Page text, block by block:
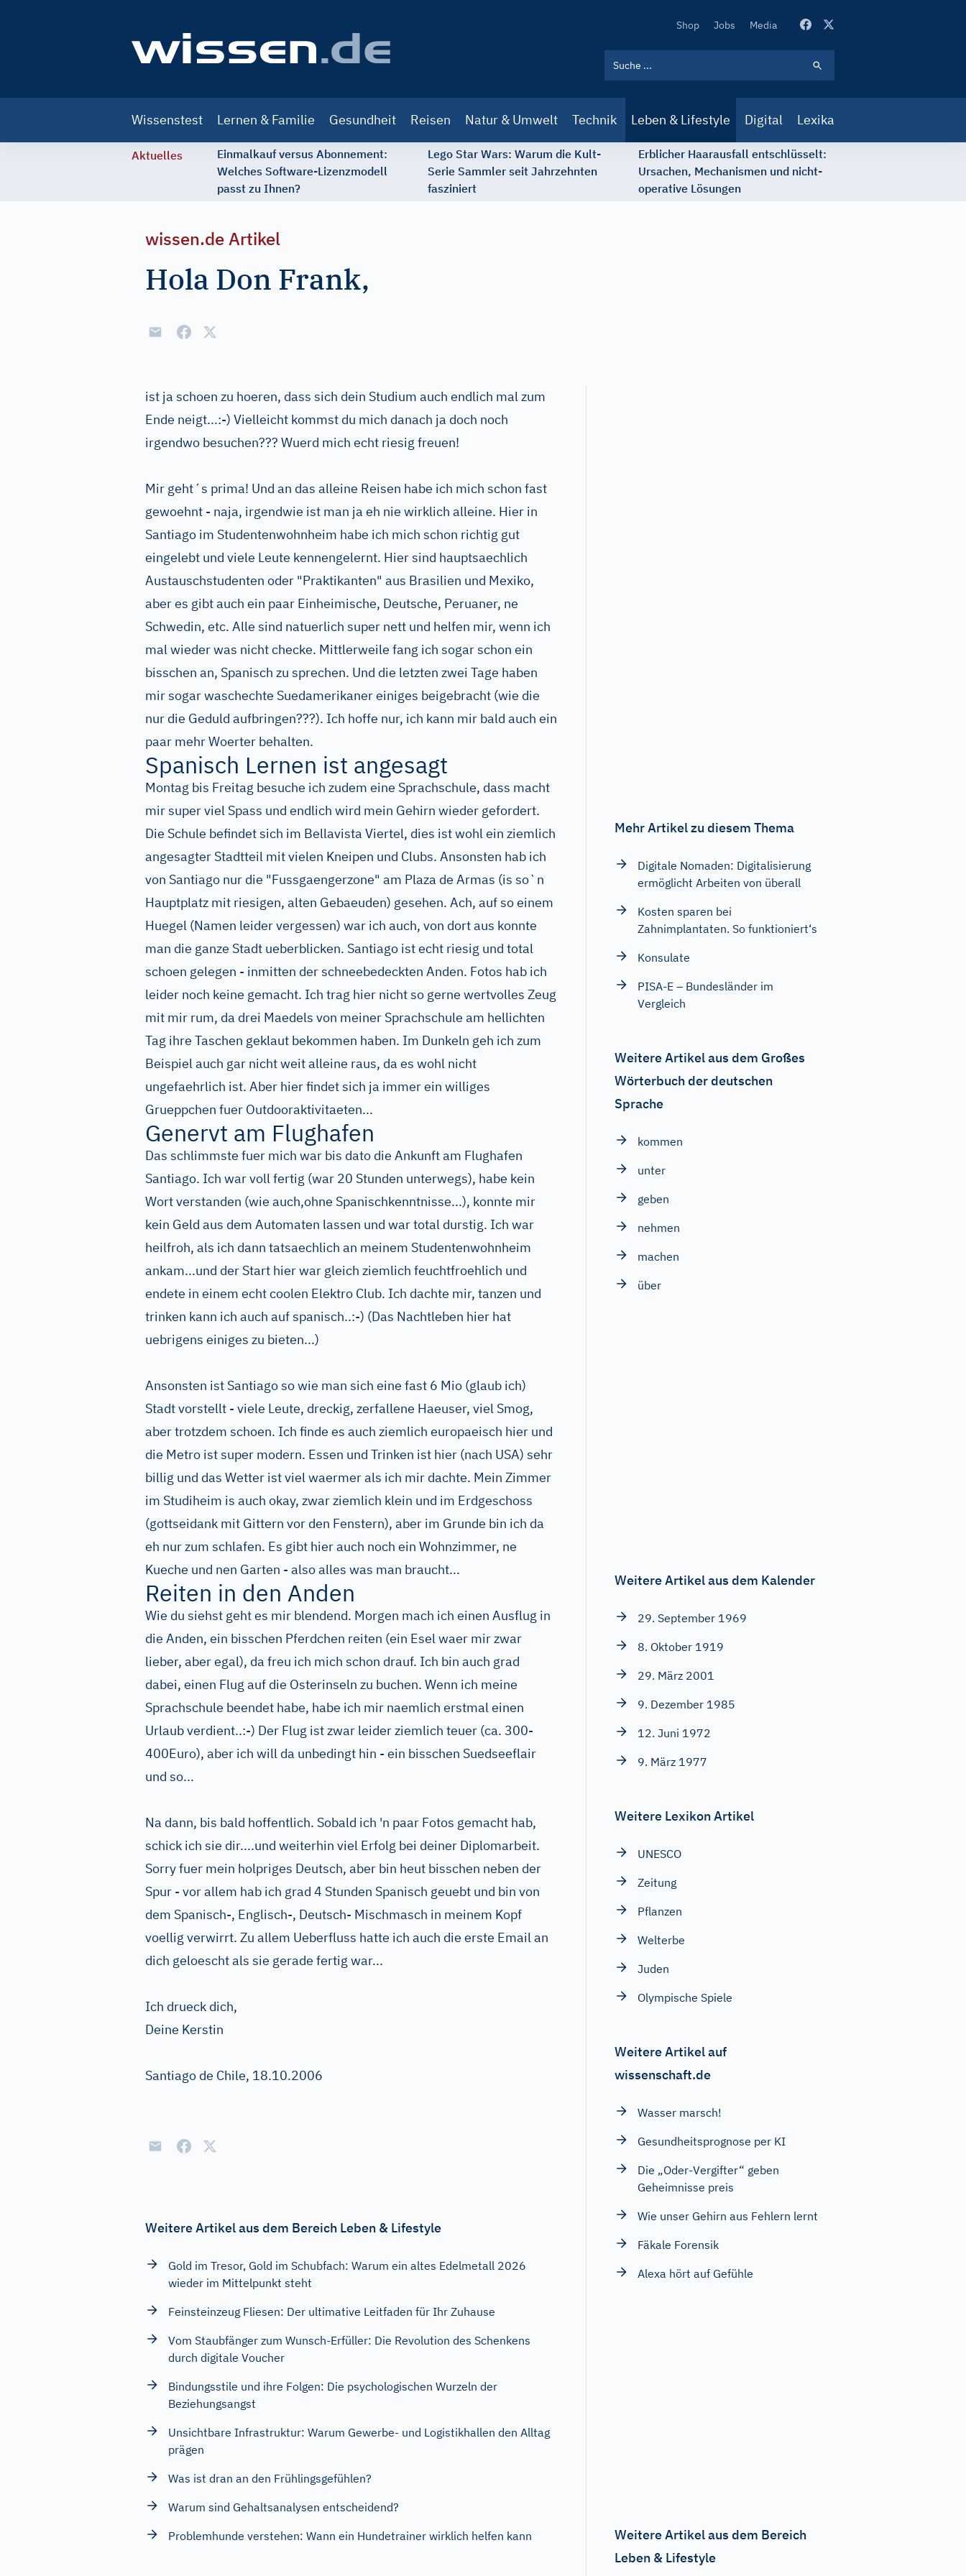
Secondary
Shop Jobs Media
navigation
Wissenstest Lernen & Familie Gesundheit Reisen Natur & Umwelt Technik Leben & Lifestyle Digital Lexika
Aktuelles
Einmalkauf versus Abonnement:
Welches Software-Lizenzmodell
passt zu Ihnen?
Lego Star Wars: Warum die Kult-
Serie Sammler seit Jahrzehnten
fasziniert
Erblicher Haarausfall entschlüsselt:
Ursachen, Mechanismen und nicht-
operative Lösungen
wissen.de Artikel
Hola Don Frank,
ist ja schoen zu hoeren, dass sich dein Studium auch endlich mal zum
Ende neigt...:-) Vielleicht kommst du mich danach ja doch noch
irgendwo besuchen??? Wuerd mich echt riesig freuen!
Mir geht´s prima! Und an das alleine Reisen habe ich mich schon fast
gewoehnt - naja, irgendwie ist man ja eh nie wirklich alleine. Hier in
Santiago im Studentenwohnheim habe ich mich schon richtig gut
eingelebt und viele Leute kennengelernt. Hier sind hauptsaechlich
Austauschstudenten oder "Praktikanten" aus Brasilien und Mexiko,
aber es gibt auch ein paar Einheimische, Deutsche, Peruaner, ne
Schwedin, etc. Alle sind natuerlich super nett und helfen mir, wenn ich
mal wieder was nicht checke. Mittlerweile fang ich sogar schon ein
bisschen an, Spanisch zu sprechen. Und die letzten zwei Tage haben
mir sogar waschechte Suedamerikaner einiges beigebracht (wie die
nur die Geduld aufbringen???). Ich hoffe nur, ich kann mir bald auch ein
paar mehr Woerter behalten.
Spanisch Lernen ist angesagt
Montag bis Freitag besuche ich zudem eine Sprachschule, dass macht
mir super viel Spass und endlich wird mein Gehirn wieder gefordert.
Die Schule befindet sich im Bellavista Viertel, dies ist wohl ein ziemlich
angesagter Stadtteil mit vielen Kneipen und Clubs. Ansonsten hab ich
von Santiago nur die "Fussgaengerzone" am Plaza de Armas (is so`n
Hauptplatz mit riesigen, alten Gebaeuden) gesehen. Ach, auf so einem
Huegel (Namen leider vergessen) war ich auch, von dort aus konnte
man die ganze Stadt ueberblicken. Santiago ist echt riesig und total
schoen gelegen - inmitten der schneebedeckten Anden. Fotos hab ich
leider noch keine gemacht. Ich trag hier nicht so gerne wertvolles Zeug
mit mir rum, da drei Maedels von meiner Sprachschule am hellichten
Tag ihre Taschen geklaut bekommen haben. Im Dunkeln geh ich zum
Beispiel auch gar nicht weit alleine raus, da es wohl nicht
ungefaehrlich ist. Aber hier findet sich ja immer ein williges
Grueppchen fuer Outdooraktivitaeten...
Genervt am Flughafen
Das schlimmste fuer mich war bis dato die Ankunft am Flughafen
Santiago. Ich war voll fertig (war 20 Stunden unterwegs), habe kein
Wort verstanden (wie auch,ohne Spanischkenntnisse...), konnte mir
kein Geld aus dem Automaten lassen und war total durstig. Ich war
heilfroh, als ich dann tatsaechlich an meinem Studentenwohnheim
ankam...und der Start hier war gleich ziemlich feuchtfroehlich und
endete in einem echt coolen Elektro Club. Ich dachte mir, tanzen und
trinken kann ich auch auf spanisch..:-) (Das Nachtleben hier hat
uebrigens einiges zu bieten...)
Ansonsten ist Santiago so wie man sich eine fast 6 Mio (glaub ich)
Stadt vorstellt - viele Leute, dreckig, zerfallene Haeuser, viel Smog,
aber trotzdem schoen. Ich finde es auch ziemlich europaeisch hier und
die Metro ist super modern. Essen und Trinken ist hier (nach USA) sehr
billig und das Wetter ist viel waermer als ich mir dachte. Mein Zimmer
im Studiheim is auch okay, zwar ziemlich klein und im Erdgeschoss
(gottseidank mit Gittern vor den Fenstern), aber im Grunde bin ich da
eh nur zum schlafen. Es gibt hier auch noch ein Wohnzimmer, ne
Kueche und nen Garten - also alles was man braucht...
Reiten in den Anden
Wie du siehst geht es mir blendend. Morgen mach ich einen Ausflug in
die Anden, ein bisschen Pferdchen reiten (ein Esel waer mir zwar
lieber, aber egal), da freu ich mich schon drauf. Ich bin auch grad
dabei, einen Flug auf die Osterinseln zu buchen. Wenn ich meine
Sprachschule beendet habe, habe ich mir naemlich erstmal einen
Urlaub verdient..:-) Der Flug ist zwar leider ziemlich teuer (ca. 300-
400Euro), aber ich will da unbedingt hin - ein bisschen Suedseeflair
und so...
Na dann, bis bald hoffentlich. Sobald ich 'n paar Fotos gemacht hab,
schick ich sie dir....und weiterhin viel Erfolg bei deiner Diplomarbeit.
Sorry fuer mein holpriges Deutsch, aber bin heut bisschen neben der
Spur - vor allem hab ich grad 4 Stunden Spanisch geuebt und bin von
dem Spanisch-, Englisch-, Deutsch- Mischmasch in meinem Kopf
voellig verwirrt. Zu allem Ueberfluss hatte ich auch die erste Email an
dich geloescht als sie gerade fertig war...
Ich drueck dich,
Deine Kerstin
Santiago de Chile, 18.10.2006
Weitere Artikel aus dem Bereich Leben & Lifestyle
Gold im Tresor, Gold im Schubfach: Warum ein altes Edelmetall 2026
wieder im Mittelpunkt steht
Feinsteinzeug Fliesen: Der ultimative Leitfaden für Ihr Zuhause
Vom Staubfänger zum Wunsch-Erfüller: Die Revolution des Schenkens
durch digitale Voucher
Bindungsstile und ihre Folgen: Die psychologischen Wurzeln der
Beziehungsangst
Unsichtbare Infrastruktur: Warum Gewerbe- und Logistikhallen den Alltag
prägen
Was ist dran an den Frühlingsgefühlen?
Warum sind Gehaltsanalysen entscheidend?
Problemhunde verstehen: Wann ein Hundetrainer wirklich helfen kann
Mehr Artikel zu diesem Thema
Digitale Nomaden: Digitalisierung
ermöglicht Arbeiten von überall
Kosten sparen bei
Zahnimplantaten. So funktioniert‘s
Konsulate
PISA-E – Bundesländer im
Vergleich
Weitere Artikel aus dem Großes
Wörterbuch der deutschen
Sprache
kommen
unter
geben
nehmen
machen
über
Weitere Artikel aus dem Kalender
29. September 1969
8. Oktober 1919
29. März 2001
9. Dezember 1985
12. Juni 1972
9. März 1977
Weitere Lexikon Artikel
UNESCO
Zeitung
Pflanzen
Welterbe
Juden
Olympische Spiele
Weitere Artikel auf
wissenschaft.de
Wasser marsch!
Gesundheitsprognose per KI
Die „Oder-Vergifter“ geben
Geheimnisse preis
Wie unser Gehirn aus Fehlern lernt
Fäkale Forensik
Alexa hört auf Gefühle
Weitere Artikel aus dem Bereich
Leben & Lifestyle